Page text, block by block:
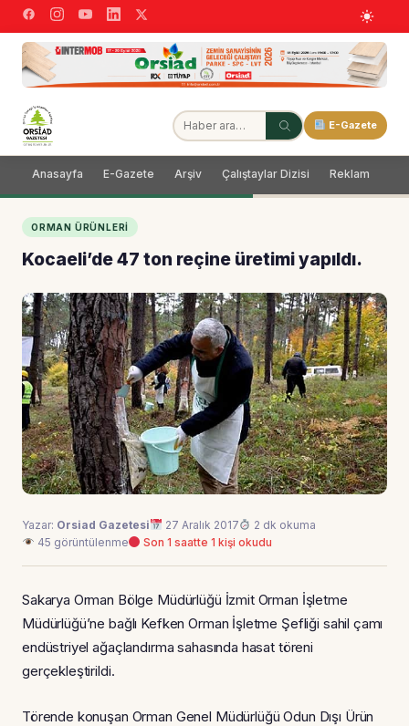
E-Gazete
Anasayfa E-Gazete Arşiv Çalıştaylar Dizisi Reklam
ORMAN ÜRÜNLERI
Kocaeli’de 47 ton reçine üretimi yapıldı.
Yazar: Orsiad Gazetesi 27 Aralık 2017
2 dk okuma
45 görüntülenme
Son 1 saatte 1 kişi okudu
Sakarya Orman Bölge Müdürlüğü İzmit Orman İşletme
Müdürlüğü’ne bağlı Kefken Orman İşletme Şefliği sahil çamı
endüstriyel ağaçlandırma sahasında hasat töreni
gerçekleştirildi.
Törende konuşan Orman Genel Müdürlüğü Odun Dışı Ürün